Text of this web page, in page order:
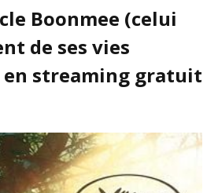
Boonmee (celui
de ses vies
streaming gratuit